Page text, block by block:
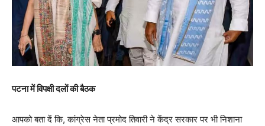
पटना में विपक्षी दलों की बैठक
आपको बता दें कि, कांग्रेस नेता प्रमोद तिवारी ने केंद्र सरकार पर भी निशाना